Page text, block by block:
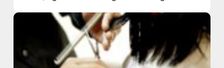
faglighed og specialiserede behandlinger. ...